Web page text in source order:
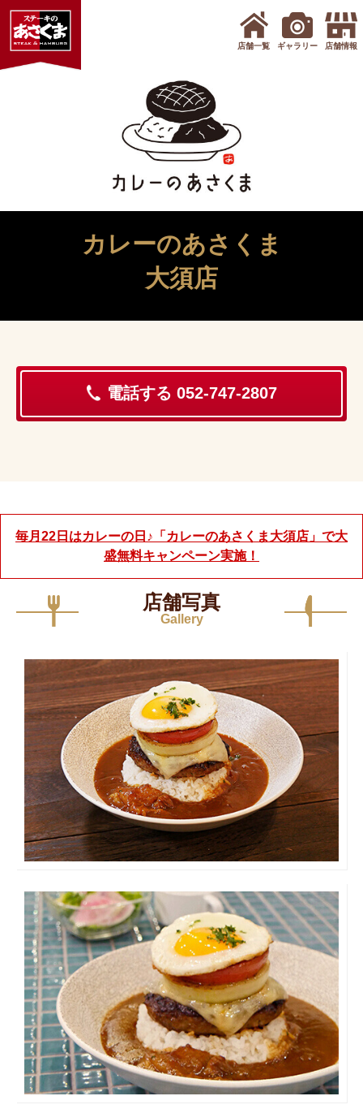
店舗情報
ギャラリー
店舗一覧
カレーのあさくま
大須店
電話する 052-747-2807
毎月22日はカレーの日♪「カレーのあさくま大須店」で大
盛無料キャンペーン実施！
店舗写真
Gallery